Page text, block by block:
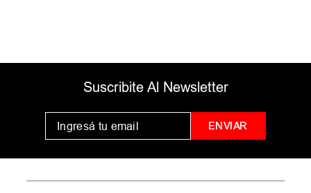
Suscribite Al Newsletter
ENVIAR